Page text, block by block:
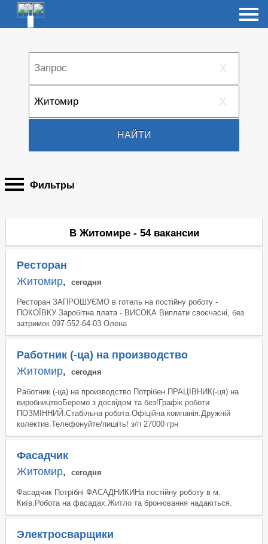
X
X
НАЙТИ
Фильтры
В Житомире - 54 вакансии
Ресторан
Житомир, сегодня
Ресторан ЗАПРОШУЄМО в готель на постійну роботу -
ПОКОЇВКУ Заробітна плата - ВИСОКА Виплати своєчасні, без
затримок 097-552-64-03 Олена
Работник (-ца) на производство
Житомир, сегодня
Работник (-ца) на производство Потрібен ПРАЦІВНИК(-ця) на
виробництвоБеремо з досвідом та без!Графік роботи
ПОЗМІННИЙ.Стабільна робота.Офіційна компанія.Дружній
колектив.Телефонуйте/пишіть! з/п 27000 грн
Фасадчик
Житомир, сегодня
Фасадчик Потрібні ФАСАДНИКИНа постійну роботу в м.
Київ.Робота на фасадах.Житло та бронювання надаються.
Электросварщики